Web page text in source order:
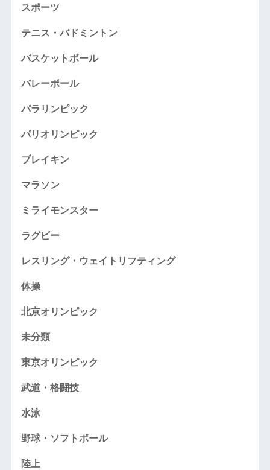
スポーツ
テニス・バドミントン
バスケットボール
バレーボール
パラリンピック
パリオリンピック
ブレイキン
マラソン
ミライモンスター
ラグビー
レスリング・ウェイトリフティング
体操
北京オリンピック
未分類
東京オリンピック
武道・格闘技
水泳
野球・ソフトボール
陸上